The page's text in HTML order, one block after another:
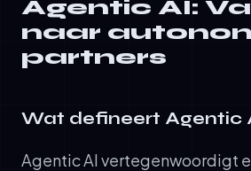
Agentic AI:
naar
partners
Wat defineert Agentic
Agentic AI vertegenwoordigt